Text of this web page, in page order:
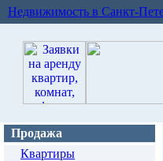
Недвижимость в Санкт-
Продажа
Квартиры